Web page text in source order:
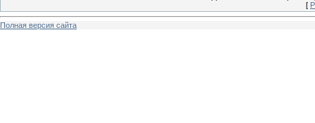
[
Полная версия сайта